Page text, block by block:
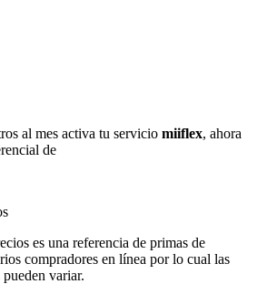
al mes activa tu servicio miiflex, ahora
de
es una referencia de primas de
compradores en línea por lo cual las
variar.